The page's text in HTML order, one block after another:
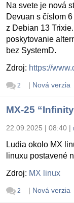
Na svete je nová
Devuan s číslom
z Debian 13
poskytovanie
bez SystemD.
Zdroj: https://
2 | Nová verzia
MX-25
22.09.2025 | 08:40 |
Ludia okolo MX
linuxu postavené
Zdroj: MX linux
2 | Nová verzia